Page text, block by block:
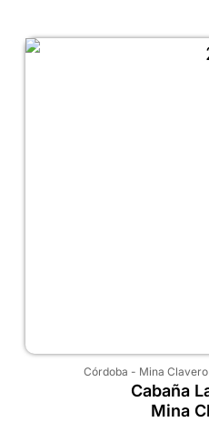
Córdoba - Mina Clavero
Cabaña
Mina